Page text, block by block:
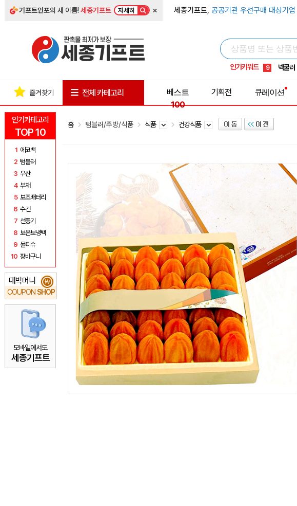
기프트인포의 새 이름!세종기프트 자세히 × 세종기프트, 공공기관 우선구매 대상기업
인기키워드
5 키캡
8 쿨토시
9 넥쿨러
1 선풍기
인기카테고리
TOP 10
1 에코백
2 텀블러
3 우산
4 부채
5 보조배터리
6 수건
7 선풍기
8 보온보냉백
9 물티슈
10 장바구니
대박머니
COUPON SHOP
₩
모바일에서도
세종기프트
즐겨찾기 전체 카테고리
베스트
100
기획전 큐레이션
홈 텀블러/주방/식품 식품 건강식품